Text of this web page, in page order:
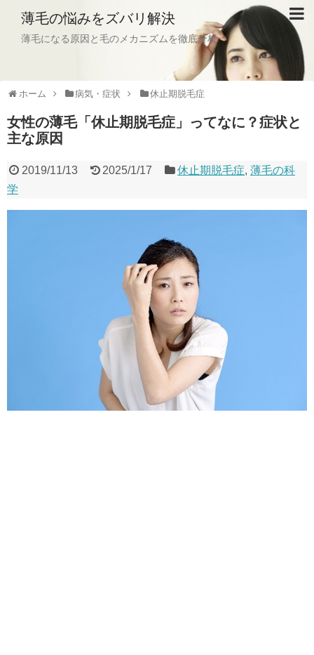
薄毛の悩みをズバリ解決
薄毛になる原因と毛のメカニズムを徹底分析
ホーム 病気・症状 休止期脱毛症
女性の薄毛「休止期脱毛症」ってなに？症状と
主な原因
2019/11/13 2025/1/17 休止期脱毛症,薄毛の科
学